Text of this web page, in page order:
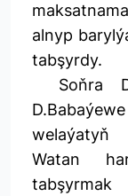
alnyp
tabşyrdy.
Soňra
welaýatyň
Watan